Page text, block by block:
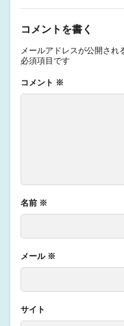
コメントを書く
メールアドレスが公開され
必須項目です
コメント ※
名前 ※
メール ※
サイト